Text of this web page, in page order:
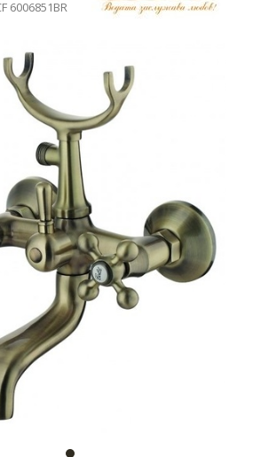
6006851BR